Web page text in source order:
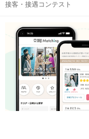
QRコードは開始直前
公式アプリの参加予定
【個室8対8
接客・接遇コンテスト